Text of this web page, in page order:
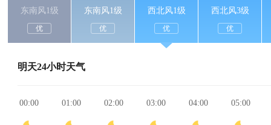
东南风1级
优
东南风1级
优
西北风1级
优
西北风3级
优
明天24小时天气
00:00 01:00 02:00 03:00 04:00 05:00